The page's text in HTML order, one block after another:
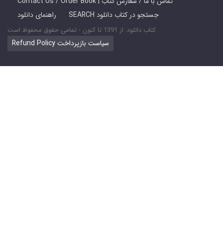
راهنمای دانلود
SEARCH جستجو در کتاب دانلود
کتاب دانلود: از 1391 تا کنون - تمامی حقوق محفوظ است
Refund Policy سیاست بازپرداخت